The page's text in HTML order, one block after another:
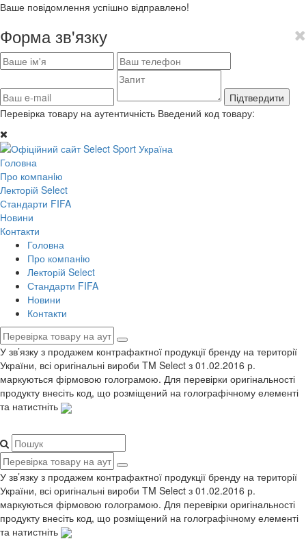
Ваше повідомлення успішно відправлено!
Форма зв'язку
Підтвердити
Перевірка товару на аутентичність Введений код товару:
Головна
Про компанiю
Лекторій Select
Стандарти FIFA
Новини
Контакти
Головна
Про компанiю
Лекторій Select
Стандарти FIFA
Новини
Контакти
У зв’язку з продажем контрафактної продукції бренду на території
України, всі оригінальні вироби TM Select з 01.02.2016 р.
маркуються фірмовою голограмою. Для перевірки оригінальності
продукту внесіть код, що розміщений на голографічному елементі
та натистніть
У зв’язку з продажем контрафактної продукції бренду на території
України, всі оригінальні вироби TM Select з 01.02.2016 р.
маркуються фірмовою голограмою. Для перевірки оригінальності
продукту внесіть код, що розміщений на голографічному елементі
та натистніть